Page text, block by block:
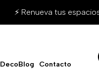
DecoBlog Contacto
⚡ Renueva tus